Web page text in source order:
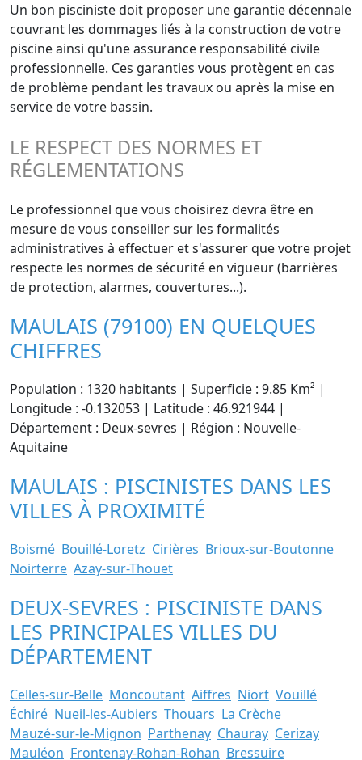
Un bon pisciniste doit proposer une garantie décennale
couvrant les dommages liés à la construction de votre
piscine ainsi qu'une assurance responsabilité civile
professionnelle. Ces garanties vous protègent en cas
de problème pendant les travaux ou après la mise en
service de votre bassin.
LE RESPECT DES NORMES ET
RÉGLEMENTATIONS
Le professionnel que vous choisirez devra être en
mesure de vous conseiller sur les formalités
administratives à effectuer et s'assurer que votre projet
respecte les normes de sécurité en vigueur (barrières
de protection, alarmes, couvertures...).
MAULAIS (79100) EN QUELQUES
CHIFFRES
Population : 1320 habitants | Superficie : 9.85 Km² |
Longitude : -0.132053 | Latitude : 46.921944 |
Département : Deux-sevres | Région : Nouvelle-
Aquitaine
MAULAIS : PISCINISTES DANS LES
VILLES À PROXIMITÉ
Boismé Bouillé-Loretz Cirières Brioux-sur-Boutonne
Noirterre Azay-sur-Thouet
DEUX-SEVRES : PISCINISTE DANS
LES PRINCIPALES VILLES DU
DÉPARTEMENT
Celles-sur-Belle Moncoutant Aiffres Niort Vouillé
Échiré Nueil-les-Aubiers Thouars La Crèche
Mauzé-sur-le-Mignon Parthenay Chauray Cerizay
Mauléon Frontenay-Rohan-Rohan Bressuire